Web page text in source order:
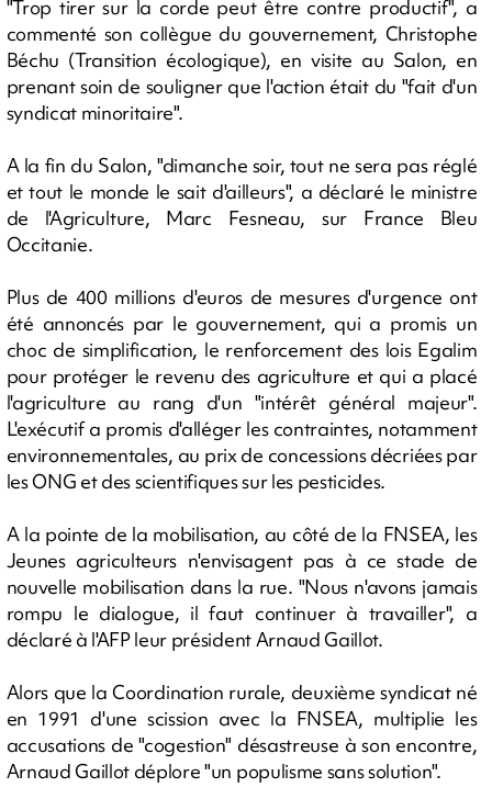
"Trop tirer sur la corde peut être contre productif", a
commenté son collègue du gouvernement, Christophe
Béchu (Transition écologique), en visite au Salon, en
prenant soin de souligner que l'action était du "fait d'un
syndicat minoritaire".
A la fin du Salon, "dimanche soir, tout ne sera pas réglé
et tout le monde le sait d'ailleurs", a déclaré le ministre
de l'Agriculture, Marc Fesneau, sur France Bleu
Occitanie.
Plus de 400 millions d'euros de mesures d'urgence ont
été annoncés par le gouvernement, qui a promis un
choc de simplification, le renforcement des lois Egalim
pour protéger le revenu des agriculture et qui a placé
l'agriculture au rang d'un "intérêt général majeur".
L'exécutif a promis d'alléger les contraintes, notamment
environnementales, au prix de concessions décriées par
les ONG et des scientifiques sur les pesticides.
A la pointe de la mobilisation, au côté de la FNSEA, les
Jeunes agriculteurs n'envisagent pas à ce stade de
nouvelle mobilisation dans la rue. "Nous n'avons jamais
rompu le dialogue, il faut continuer à travailler", a
déclaré à l'AFP leur président Arnaud Gaillot.
Alors que la Coordination rurale, deuxième syndicat né
en 1991 d'une scission avec la FNSEA, multiplie les
accusations de "cogestion" désastreuse à son encontre,
Arnaud Gaillot déplore "un populisme sans solution".